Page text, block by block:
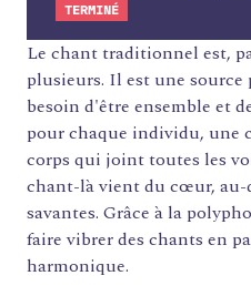
TERMINÉ
Le chant traditionnel est,
plusieurs. Il est une
besoin d'être ensemble et
pour chaque individu, une
corps qui joint toutes les
chant-là vient du cœur, au-
savantes. Grâce à la
faire vibrer des chants en
harmonique.